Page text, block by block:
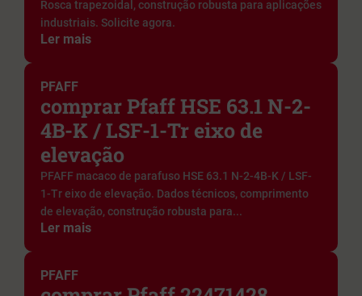
Rosca trapezoidal, construção robusta para aplicações
industriais. Solicite agora.
Ler mais
PFAFF
comprar Pfaff HSE 63.1 N-2-
4B-K / LSF-1-Tr eixo de
elevação
PFAFF macaco de parafuso HSE 63.1 N-2-4B-K / LSF-
1-Tr eixo de elevação. Dados técnicos, comprimento
de elevação, construção robusta para...
Ler mais
PFAFF